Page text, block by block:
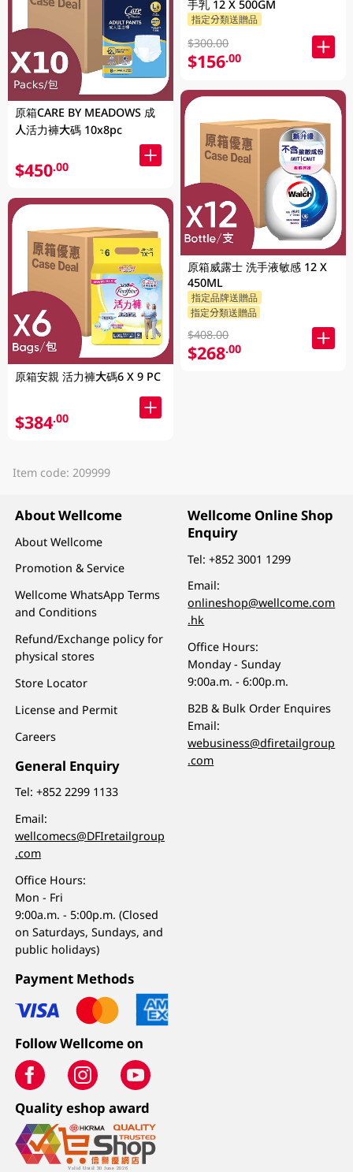
原箱CARE BY MEADOWS 成
人活力褲大碼 10x8pc
$450.00
原箱安親 活力褲大碼6 X 9 PC
$384.00
手乳 12 X 500GM
指定分類送贈品
$300.00
$156.00
原箱威露士 洗手液敏感 12 X
450ML
指定品牌送贈品
指定分類送贈品
$408.00
$268.00
Item code: 209999
About Wellcome
About Wellcome
Promotion & Service
Wellcome WhatsApp Terms
and Conditions
Refund/Exchange policy for
physical stores
Store Locator
License and Permit
Careers
General Enquiry
Tel:+852 2299 1133
Email:
wellcomecs@DFIretailgroup
.com
Office Hours:
Mon - Fri
9:00a.m. - 5:00p.m. (Closed
on Saturdays, Sundays, and
public holidays)
Wellcome Online Shop
Enquiry
Tel:+852 3001 1299
Email:
onlineshop@wellcome.com
.hk
Office Hours:
Monday - Sunday
9:00a.m. - 6:00p.m.
B2B & Bulk Order Enquires
Email:
webusiness@dfiretailgroup
.com
Payment Methods
Follow Wellcome on
Quality eshop award